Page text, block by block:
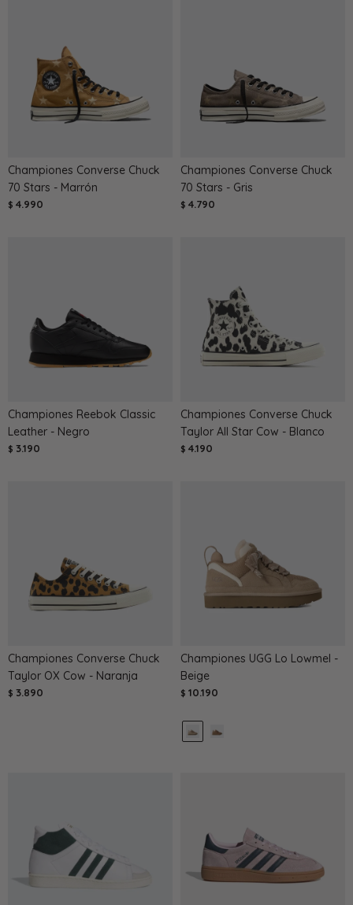
Championes Converse Chuck
70 Stars - Marrón
$ 4.990
Championes Converse Chuck
70 Stars - Gris
$ 4.790
Championes Reebok Classic
Leather - Negro
$ 3.190
Championes Converse Chuck
Taylor All Star Cow - Blanco
$ 4.190
Championes Converse Chuck
Taylor OX Cow - Naranja
$ 3.890
Championes UGG Lo Lowmel -
Beige
$ 10.190